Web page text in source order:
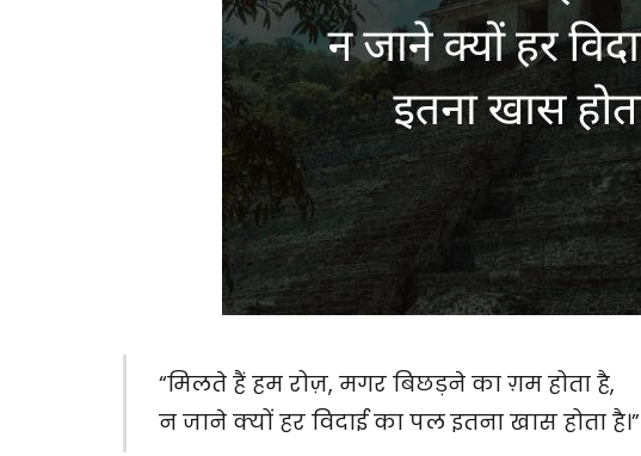
“मिलते हैं हम रोज़, मगर बिछड़ने का ग़म होता है,
न जाने क्यों हर विदाई का पल इतना खास होता है।”